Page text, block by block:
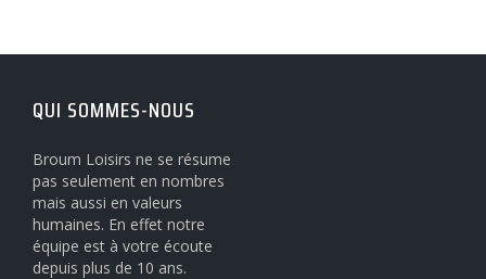
QUI SOMMES-NOUS
Broum Loisirs ne se résume
pas seulement en nombres
mais aussi en valeurs
humaines. En effet notre
équipe est à votre écoute
depuis plus de 10 ans.